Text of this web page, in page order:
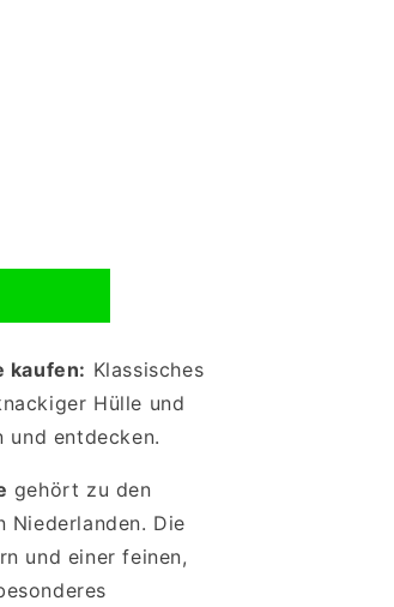
kaufen: Klassisches
Hülle und
und entdecken.
gehört zu den
Niederlanden. Die
und einer feinen,